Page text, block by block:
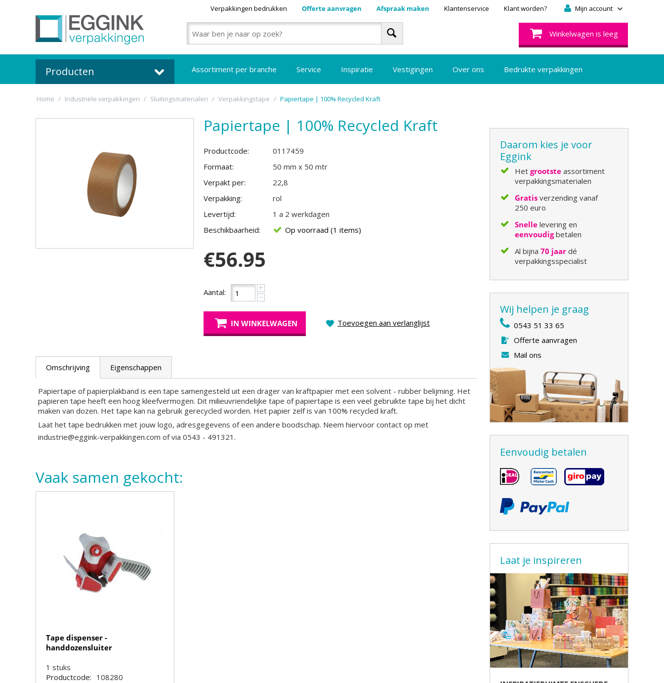
Mijn account
Verpakkingen bedrukken Offerte aanvragen Afspraak maken Klantenservice Klant worden?
Winkelwagen is leeg
Producten Assortiment per branche Service Inspiratie Vestigingen Over ons Bedrukte verpakkingen
Home / Industriële verpakkingen / Sluitingsmaterialen / Verpakkingstape / Papiertape | 100% Recycled Kraft
Papiertape | 100% Recycled Kraft
Productcode:
0117459
Formaat:
50 mm x 50 mtr
Verpakt per:
22,8
Verpakking:
rol
Levertijd:
1 a 2 werkdagen
Beschikbaarheid:
Op voorraad (1 items)
€56.95
Aantal:
+
−
IN WINKELWAGEN Toevoegen aan verlanglijst
Omschrijving Eigenschappen
Papiertape of papierplakband is een tape samengesteld uit een drager van kraftpapier met een solvent - rubber belijming. Het
papieren tape heeft een hoog kleefvermogen. Dit milieuvriendelijke tape of papiertape is een veel gebruikte tape bij het dicht
maken van dozen. Het tape kan na gebruik gerecycled worden. Het papier zelf is van 100% recycled kraft.
Laat het tape bedrukken met jouw logo, adresgegevens of een andere boodschap. Neem hiervoor contact op met
industrie@eggink-verpakkingen.com of via 0543 - 491321.
Vaak samen gekocht:
Tape dispenser -
handdozensluiter
1 stuks
Productcode: 108280
Daarom kies je voor
Eggink
Hetgrootste assortiment
verpakkingsmaterialen
Gratis verzending vanaf
250 euro
Snelle levering en
eenvoudigbetalen
Al bijna70 jaar dé
verpakkingsspecialist
Wij helpen je graag
0543 51 33 65
Offerte aanvragen
Mail ons
Eenvoudig betalen
Laat je inspireren